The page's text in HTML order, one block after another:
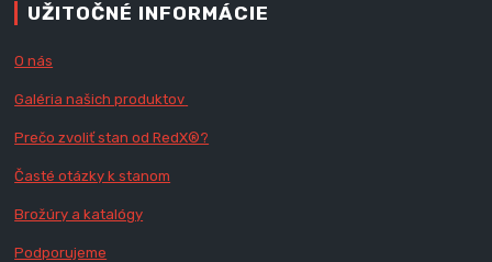
UŽITOČNÉ INFORMÁCIE
O nás
Galéria našich produktov
Prečo zvoliť stan od RedX®?
Časté otázky k stanom
Brožúry a katalógy
Podporujeme